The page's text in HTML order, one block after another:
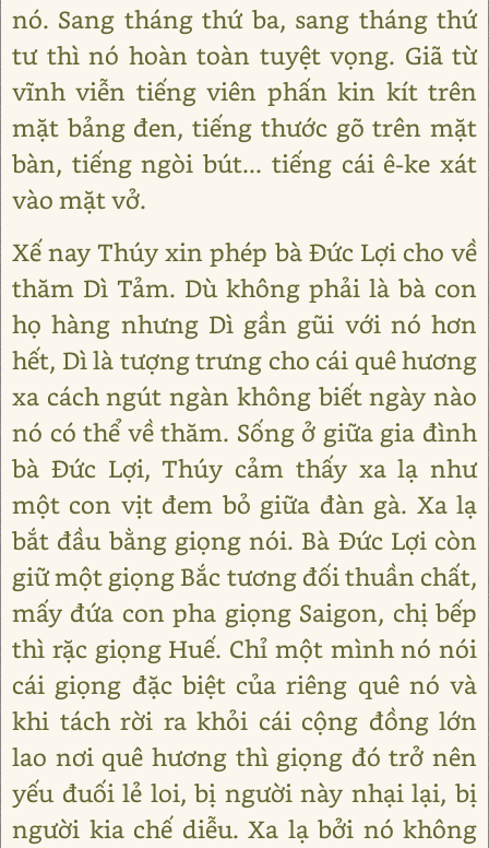
nó. Sang tháng thứ ba, sang tháng thứ
tư thì nó hoàn toàn tuyệt vọng. Giã từ
vĩnh viễn tiếng viên phấn kin kít trên
mặt bảng đen, tiếng thước gõ trên mặt
bàn, tiếng ngòi bút... tiếng cái ê-ke xát
vào mặt vở.
Xế nay Thúy xin phép bà Đức Lợi cho về
thăm Dì Tảm. Dù không phải là bà con
họ hàng nhưng Dì gần gũi với nó hơn
hết, Dì là tượng trưng cho cái quê hương
xa cách ngút ngàn không biết ngày nào
nó có thể về thăm. Sống ở giữa gia đình
bà Đức Lợi, Thúy cảm thấy xa lạ như
một con vịt đem bỏ giữa đàn gà. Xa lạ
bắt đầu bằng giọng nói. Bà Đức Lợi còn
giữ một giọng Bắc tương đối thuần chất,
mấy đứa con pha giọng Saigon, chị bếp
thì rặc giọng Huế. Chỉ một mình nó nói
cái giọng đặc biệt của riêng quê nó và
khi tách rời ra khỏi cái cộng đồng lớn
lao nơi quê hương thì giọng đó trở nên
yếu đuối lẻ loi, bị người này nhại lại, bị
người kia chế diễu. Xa lạ bởi nó không